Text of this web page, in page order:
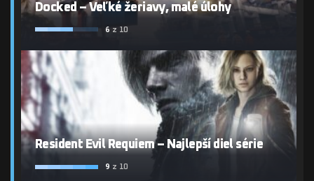
Docked – Veľké žeriavy, malé úlohy
6 z 10
Resident Evil Requiem – Najlepší diel série
9 z 10